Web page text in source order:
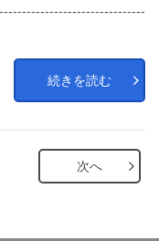
続きを読む
次へ